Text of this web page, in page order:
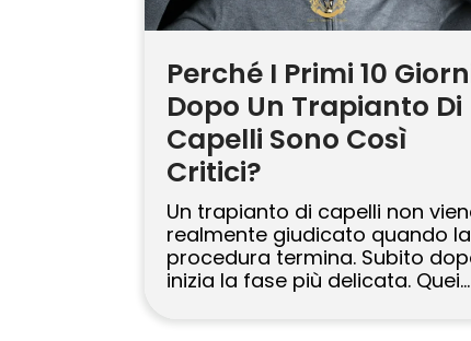
Perché I Primi 10
Dopo Un Trapianto Di
Capelli Sono Così
Critici?
Un trapianto di capelli non
realmente giudicato quando la
procedura termina. Subito
inizia la fase più delicata. Quei
innesti si sistemano nella loro